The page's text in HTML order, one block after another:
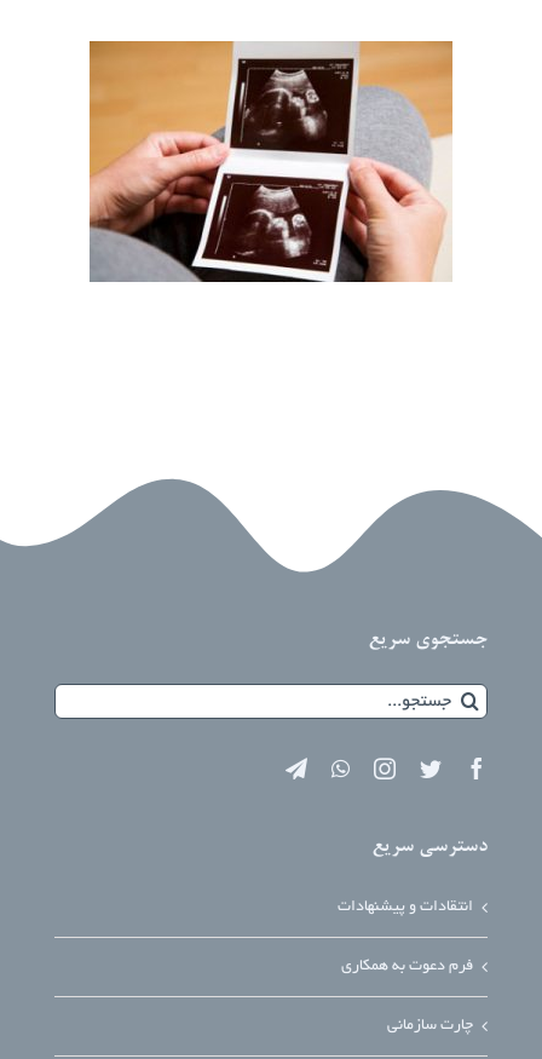
جستجوی سریع
جستجو
دسترسی سریع
انتقادات و پیشنهادات
فرم دعوت به همکاری
چارت سازمانی